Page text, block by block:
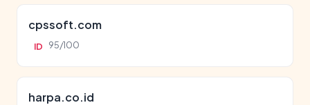
cpssoft.com
ID 95/100
harpa.co.id